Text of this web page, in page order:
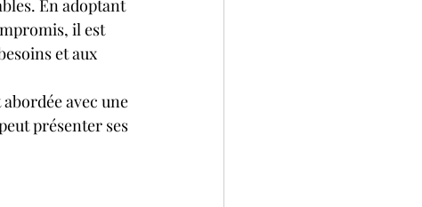
En adoptant
il est
et aux
avec une
présenter ses